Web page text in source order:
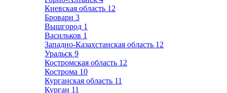
Киевская область 12
Бровари 3
Вышгород 1
Васильков 1
Западно-Казахстанская область 12
Уральск 9
Костромская область 12
Кострома 10
Курганская область 11
Курган 11